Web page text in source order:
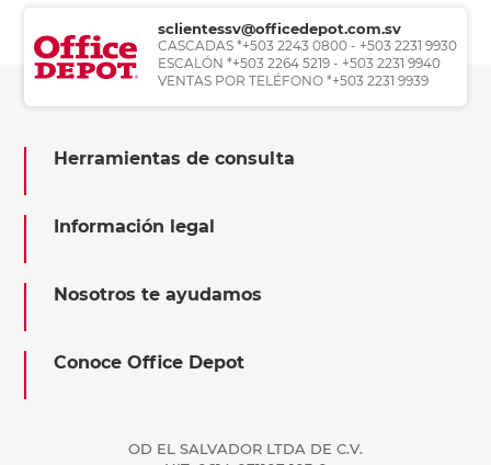
sclientessv@officedepot.com.sv
CASCADAS *+503 2243 0800 - +503 2231 9930
ESCALÓN *+503 2264 5219 - +503 2231 9940
VENTAS POR TELÉFONO *+503 2231 9939
Herramientas de consulta
Información legal
Nosotros te ayudamos
Conoce Office Depot
OD EL SALVADOR LTDA DE C.V.